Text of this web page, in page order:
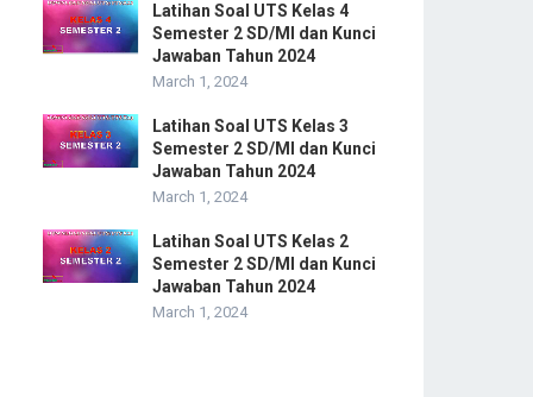
Latihan Soal UTS Kelas 4
Semester 2 SD/MI dan Kunci
Jawaban Tahun 2024
March 1, 2024
Latihan Soal UTS Kelas 3
Semester 2 SD/MI dan Kunci
Jawaban Tahun 2024
March 1, 2024
Latihan Soal UTS Kelas 2
Semester 2 SD/MI dan Kunci
Jawaban Tahun 2024
March 1, 2024